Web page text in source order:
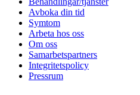
Avboka din tid
Symtom
Arbeta hos oss
Om oss
Samarbetspartners
Integritetspolicy
Pressrum